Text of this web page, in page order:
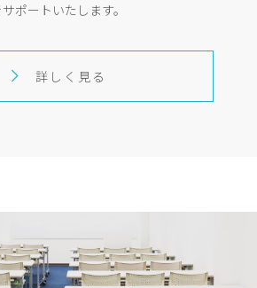
ポートいたします。
詳しく見る